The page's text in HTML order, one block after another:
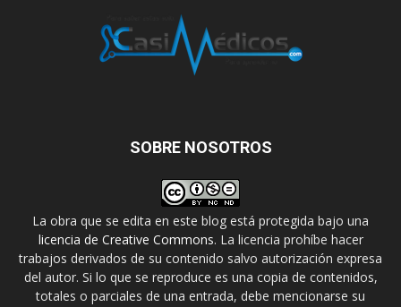
SOBRE NOSOTROS
La obra que se edita en este blog está protegida bajo una
licencia de Creative Commons. La licencia prohíbe hacer
trabajos derivados de su contenido salvo autorización expresa
del autor. Si lo que se reproduce es una copia de contenidos,
totales o parciales de una entrada, debe mencionarse su